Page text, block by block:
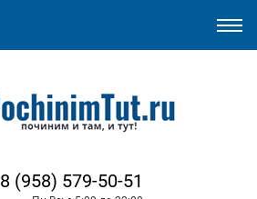
8 (958) 579-50-51